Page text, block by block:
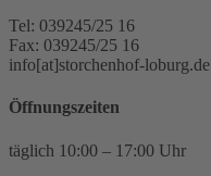
Tel: 039245/25 16
Fax: 039245/25 16
info[at]storchenhof-loburg.de
Öffnungszeiten
täglich 10:00 – 17:00 Uhr